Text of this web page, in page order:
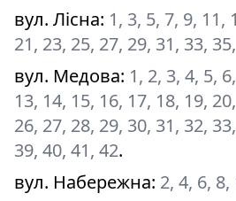
вул. Лісна: 1, 3, 5, 7, 9, 11,
21, 23, 25, 27, 29, 31, 33,
вул. Медова: 1, 2, 3, 4, 5,
13, 14, 15, 16, 17, 18, 19,
26, 27, 28, 29, 30, 31, 32,
39, 40, 41, 42.
вул. Набережна: 2, 4, 6,